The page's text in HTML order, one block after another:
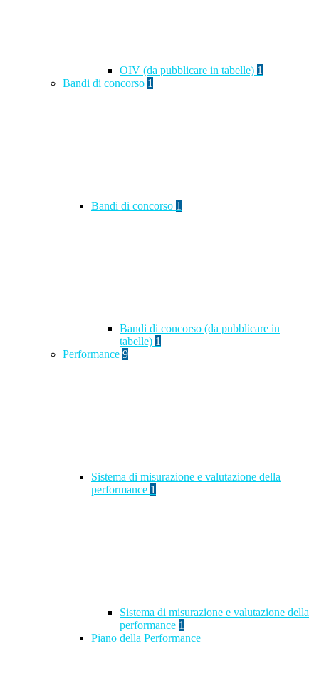
OIV (da pubblicare in tabelle) 1
Bandi di concorso 1
Bandi di concorso 1
Bandi di concorso (da pubblicare in
tabelle) 1
Performance 9
Sistema di misurazione e valutazione della
performance 1
Sistema di misurazione e valutazione della
performance 1
Piano della Performance